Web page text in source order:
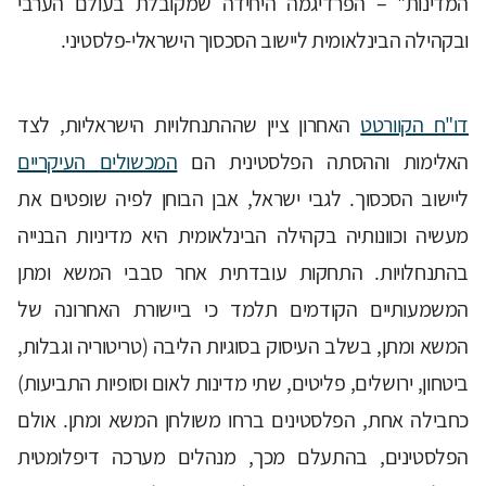
ובקהילה הבינלאומית ליישוב הסכסוך הישראלי-פלסטיני.
דו"ח הקוורטט האחרון ציין שההתנחלויות הישראליות, לצד
האלימות וההסתה הפלסטינית הם המכשולים העיקריים
ליישוב הסכסוך. לגבי ישראל, אבן הבוחן לפיה שופטים את
מעשיה וכוונותיה בקהילה הבינלאומית היא מדיניות הבנייה
בהתנחלויות. התחקות עובדתית אחר סבבי המשא ומתן
המשמעותיים הקודמים תלמד כי ביישורת האחרונה של
המשא ומתן, בשלב העיסוק בסוגיות הליבה (טריטוריה וגבלות,
ביטחון, ירושלים, פליטים, שתי מדינות לאום וסופיות התביעות)
כחבילה אחת, הפלסטינים ברחו משולחן המשא ומתן. אולם
הפלסטינים, בהתעלם מכך, מנהלים מערכה דיפלומטית